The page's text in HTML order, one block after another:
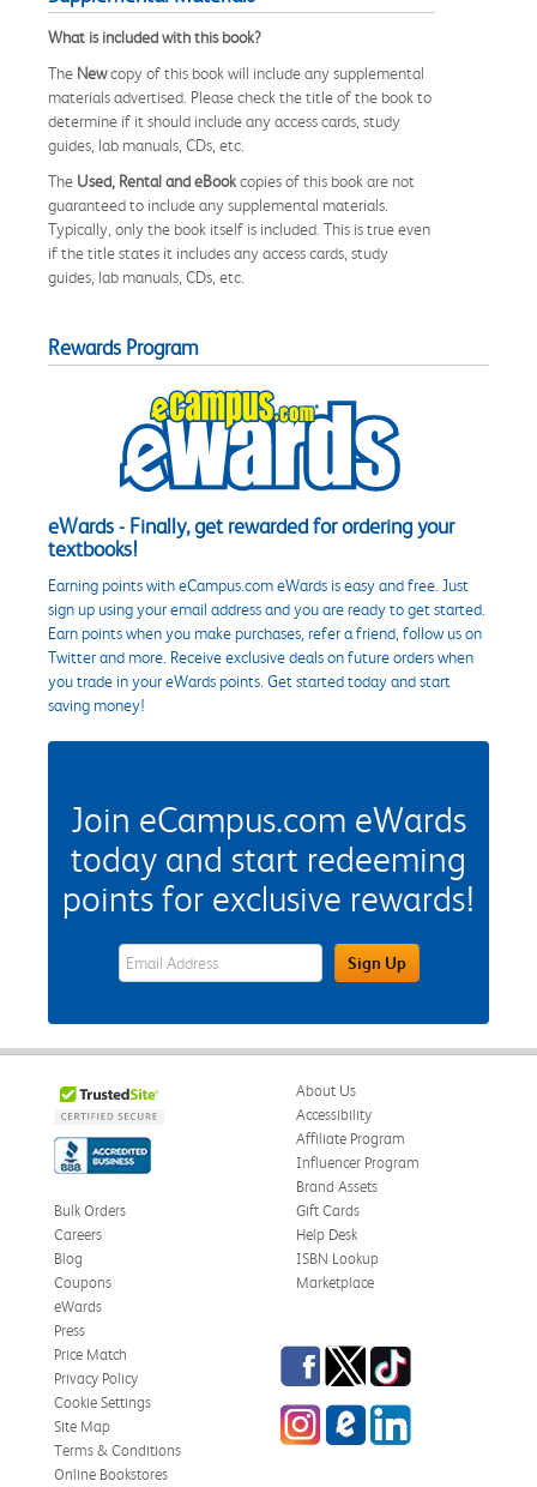
What is included with this book?
The Newcopy of this book will include any supplemental
materials advertised. Please check the title of the book to
determine if it should include any access cards, study
guides, lab manuals, CDs, etc.
The Used, Rental and eBookcopies of this book are not
guaranteed to include any supplemental materials.
Typically, only the book itself is included. This is true even
if the title states it includes any access cards, study
guides, lab manuals, CDs, etc.
Rewards Program
eWards - Finally, get rewarded for ordering your
textbooks!
Earning points with eCampus.com eWards is easy and free. Just
sign up using your email address and you are ready to get started.
Earn points when you make purchases, refer a friend, follow us on
Twitter and more. Receive exclusive deals on future orders when
you trade in your eWards points. Get started today and start
saving money!
Join eCampus.com eWards
today and start redeeming
points for exclusive rewards!
eWards Sign Up Email Address FieldSign Up
About Us
Accessibility
Affiliate Program
Influencer Program
Brand Assets
Bulk Orders
Careers
Blog
Coupons
eWards
Gift Cards
Help Desk
ISBN Lookup
Marketplace
Press
Price Match
Privacy Policy
Cookie Settings
Site Map
Terms & Conditions
Online Bookstores
Facebook
TwitterTikTok
InstagrameCampus Blog
LinkedIn